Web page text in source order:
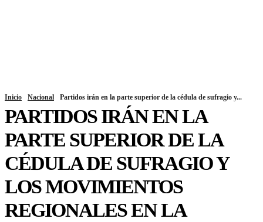
Inicio Nacional Partidos irán en la parte superior de la cédula de sufragio y...
PARTIDOS IRÁN EN LA
PARTE SUPERIOR DE LA
CÉDULA DE SUFRAGIO Y
LOS MOVIMIENTOS
REGIONALES EN LA